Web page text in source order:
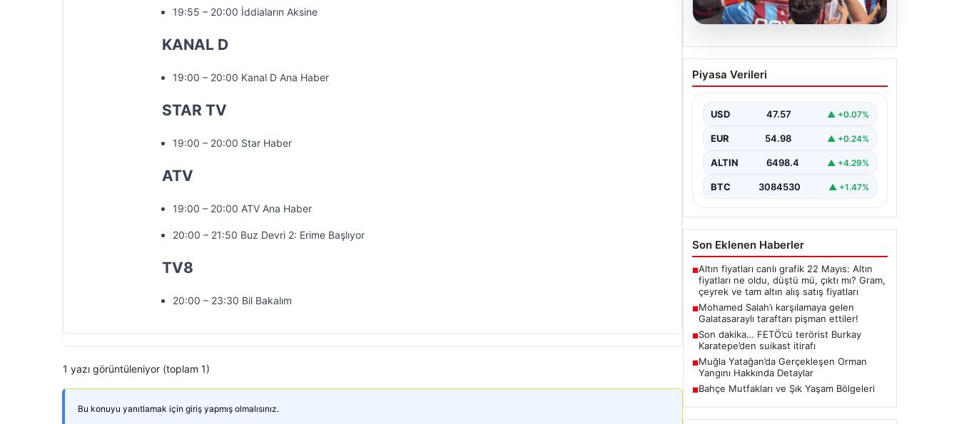
19:55 – 20:00 İddiaların Aksine
KANAL D
19:00 – 20:00 Kanal D Ana Haber
STAR TV
19:00 – 20:00 Star Haber
ATV
19:00 – 20:00 ATV Ana Haber
20:00 – 21:50 Buz Devri 2: Erime Başlıyor
TV8
20:00 – 23:30 Bil Bakalım
1 yazı görüntüleniyor (toplam 1)
Bu konuyu yanıtlamak için giriş yapmış olmalısınız.
05.08.2026
Mohamed Salah’ı
karşılamaya gelen
pişman ettiler!
Piyasa Verileri
USD 47.57 ▲ +0.07%
EUR 54.98 ▲ +0.24%
ALTIN 6498.4 ▲ +4.29%
BTC 3084530 ▲ +1.47%
Son Eklenen Haberler
■Altın fiyatları canlı grafik 22 Mayıs: Altın
fiyatları ne oldu, düştü mü, çıktı mı? Gram,
çeyrek ve tam altın alış satış fiyatları
■Mohamed Salah’ı karşılamaya gelen
Galatasaraylı taraftarı pişman ettiler!
■Son dakika… FETÖ’cü terörist Burkay
Karatepe’den suikast itirafı
■Muğla Yatağan’da Gerçekleşen Orman
Yangını Hakkında Detaylar
■Bahçe Mutfakları ve Şık Yaşam Bölgeleri